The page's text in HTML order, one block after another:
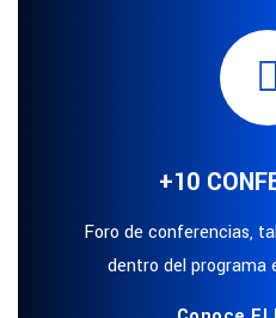
+10
Foro de conferencias,
dentro del programa